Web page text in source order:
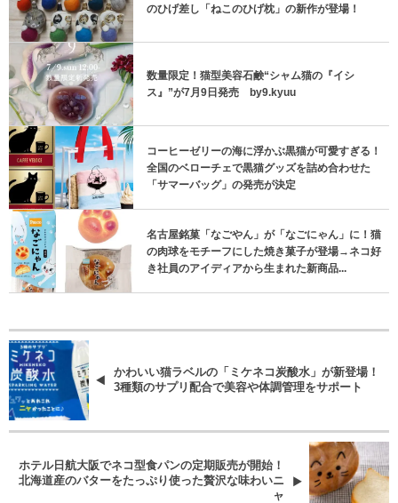
のひげ差し「ねこのひげ枕」の新作が登場！
数量限定！猫型美容石鹸“シャム猫の『イシ
ス』”が7月9日発売 by9.kyuu
コーヒーゼリーの海に浮かぶ黒猫が可愛すぎる！
全国のベローチェで黒猫グッズを詰め合わせた
「サマーバッグ」の発売が決定
名古屋銘菓「なごやん」が「なごにゃん」に！猫
の肉球をモチーフにした焼き菓子が登場→ネコ好
き社員のアイディアから生まれた新商品...
かわいい猫ラベルの「ミケネコ炭酸水」が新登場！
3種類のサプリ配合で美容や体調管理をサポート
ホテル日航大阪でネコ型食パンの定期販売が開始！
北海道産のバターをたっぷり使った贅沢な味わいニ
ャ